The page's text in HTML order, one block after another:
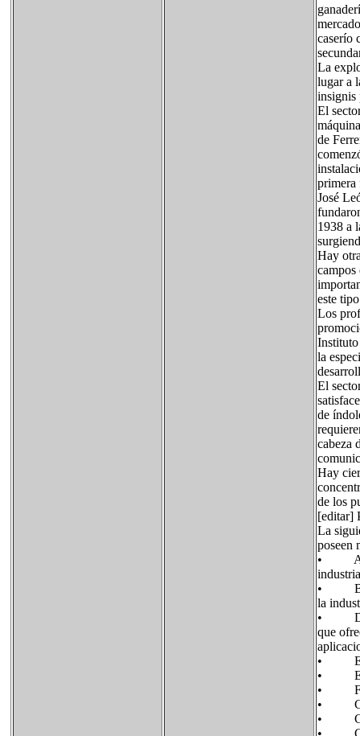
caserío
La
lugar a
insignis
El
de
primera
José
1938 a
Hay
campos
este
Los
la
El
de
cabeza
Hay
de los
[editar]
La
poseen
•
•
la
•
que
•
•
•
•
•
•